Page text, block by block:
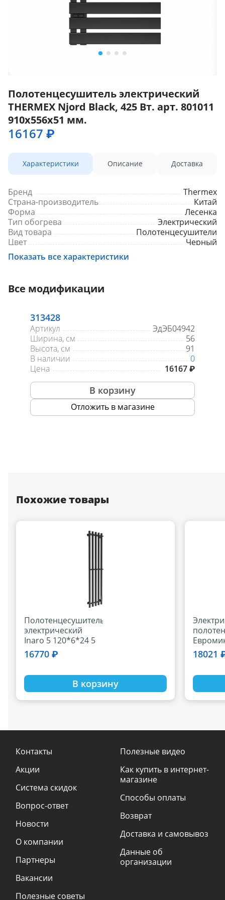
Полотенцесушитель электрический
THERMEX Njord Black, 425 Вт. арт. 801011
910х556х51 мм.
16167 ₽
Характеристики Описание Доставка
Бренд
Thermex
Страна-производитель
Китай
Форма
Лесенка
Тип обогрева
Электрический
Вид товара
Полотенцесушители
Цвет
Черный
Мощность, Вт
Показать все характеристики
Все модификации
313428
Артикул
ЭдЭБ04942
Ширина, см
56
Высота, см
91
В наличии
0
Цена
16167 ₽
В корзину
Отложить в магазине
Похожие товары
Полотенцесушитель
электрический
Inaro 5 120*6*24 5
трубок, 10 крючков
5/5 черный
16770 ₽
В корзину
18021
Контакты
Акции
Система скидок
Вопрос-ответ
Новости
О компании
Партнеры
Вакансии
Полезные советы
Полезные видео
Как купить в интернет-
магазине
Способы оплаты
Возврат
Доставка и самовывоз
Данные об
организации